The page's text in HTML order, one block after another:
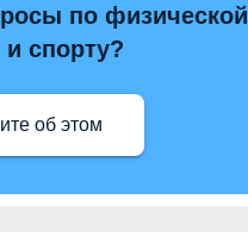
по физической
и спорту?
об этом